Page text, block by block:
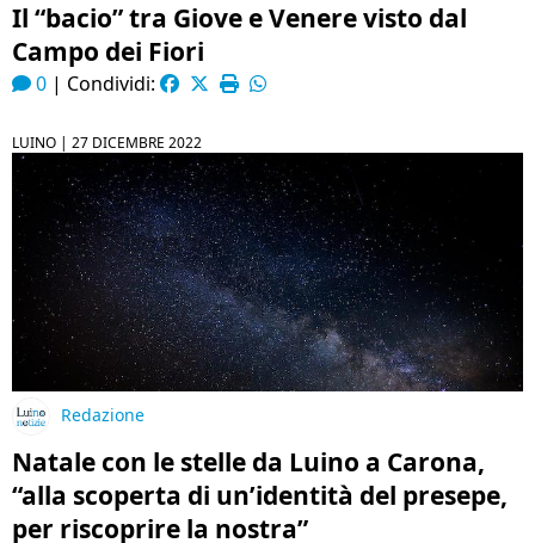
Il “bacio” tra Giove e Venere visto dal
Campo dei Fiori
0 | Condividi:
LUINO | 27 DICEMBRE 2022
Redazione
Natale con le stelle da Luino a Carona,
“alla scoperta di un’identità del presepe,
per riscoprire la nostra”